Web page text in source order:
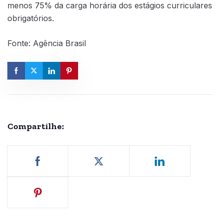
menos 75% da carga horária dos estágios curriculares
obrigatórios.
Fonte: Agência Brasil
Compartilhe: